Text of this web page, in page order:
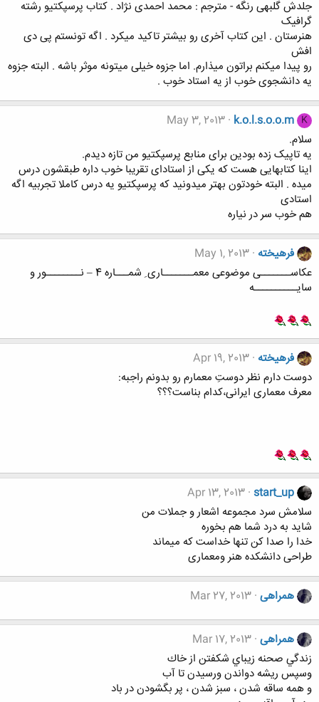
جلدش گلبهی رنگه - مترجم : محمد احمدی نژاد . کتاب پرسپکتیو رشته
گرافیک
هنرستان . این کتاب آخری رو بیشتر تاکید میکرد . اگه تونستم پی دی
افش
رو پیدا میکنم براتون میذارم. اما جزوه خیلی میتونه موثر باشه . البته جزوه
یه دانشجوی خوب از یه استاد خوب .
K
k.o.l.s.o.o.m
May 3, 2013
سلام.
یه تاپیک زده بودین برای منابع پرسپکتیو من تازه دیدم.
اینا کتابهایی هست که یکی از استادای تقریبا خوب داره طبقشون درس
میده . البته خودتون بهتر میدونید که پرسپکتیو یه درس کاملا تجربیه اگه
استادی
هم خوب سر در نیاره
فرهيخته May 1, 2013
عکاســـــــی موضوعی معمـــــــاری ِ شمـــاره 4 – نــــــــور و
سایــــــــــه
فرهيخته Apr 19, 2013
دوست دارم نظر دوستِ معمارم رو بدونم راجبه:
معرف معماری ایرانی،کدام بناست؟؟؟
start_up
Apr 13, 2013
سلامش سرد مجموعه اشعار و جملات من
شاید به درد شما هم بخوره
خدا را صدا کن تنها خداست که میماند
طراحی دانشکده هنر ومعماری
همراهی Mar 27, 2013
همراهی Mar 17, 2013
زندگي صحنه زيباي شكفتن از خاك
وسپس ريشه دواندن ورسيدن تا آب
و همه ساقه شدن ، سبز شدن ، پر بگشودن در باد